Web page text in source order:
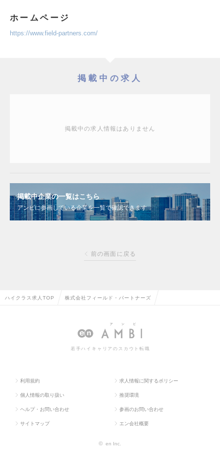
ホームページ
https://www.field-partners.com/
掲載中の求人
掲載中の求人情報はありません
掲載中企業の一覧はこちら
アンビに参画している企業を一覧で確認できます
前の画面に戻る
ハイクラス求人TOP 株式会社フィールド・パートナーズ
若手ハイキャリアのスカウト転職
利用規約 求人情報に関するポリシー
個人情報の取り扱い 推奨環境
ヘルプ・お問い合わせ 参画のお問い合わせ
サイトマップ エン会社概要
© en Inc.